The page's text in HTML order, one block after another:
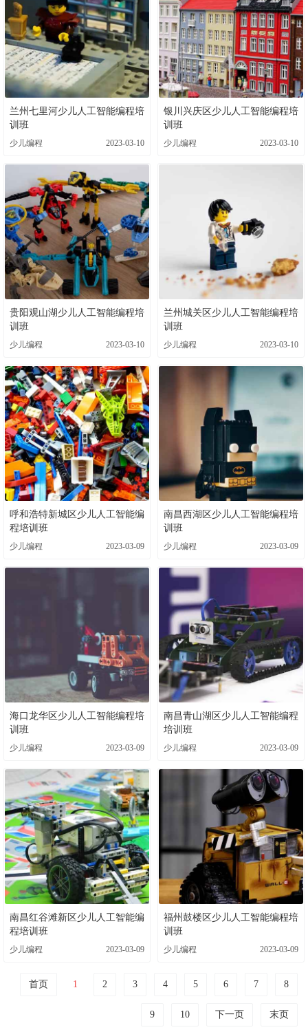
兰州七里河少儿人工智能编程培
训班
少儿编程 2023-03-10
银川兴庆区少儿人工智能编程培
训班
少儿编程 2023-03-10
贵阳观山湖少儿人工智能编程培
训班
少儿编程 2023-03-10
兰州城关区少儿人工智能编程培
训班
少儿编程 2023-03-10
呼和浩特新城区少儿人工智能编
程培训班
少儿编程 2023-03-09
南昌西湖区少儿人工智能编程培
训班
少儿编程 2023-03-09
海口龙华区少儿人工智能编程培
训班
少儿编程 2023-03-09
南昌青山湖区少儿人工智能编程
培训班
少儿编程 2023-03-09
南昌红谷滩新区少儿人工智能编
程培训班
少儿编程 2023-03-09
福州鼓楼区少儿人工智能编程培
训班
少儿编程 2023-03-09
首页 1 2 3 4 5 6 7 8
9 10 下一页 末页